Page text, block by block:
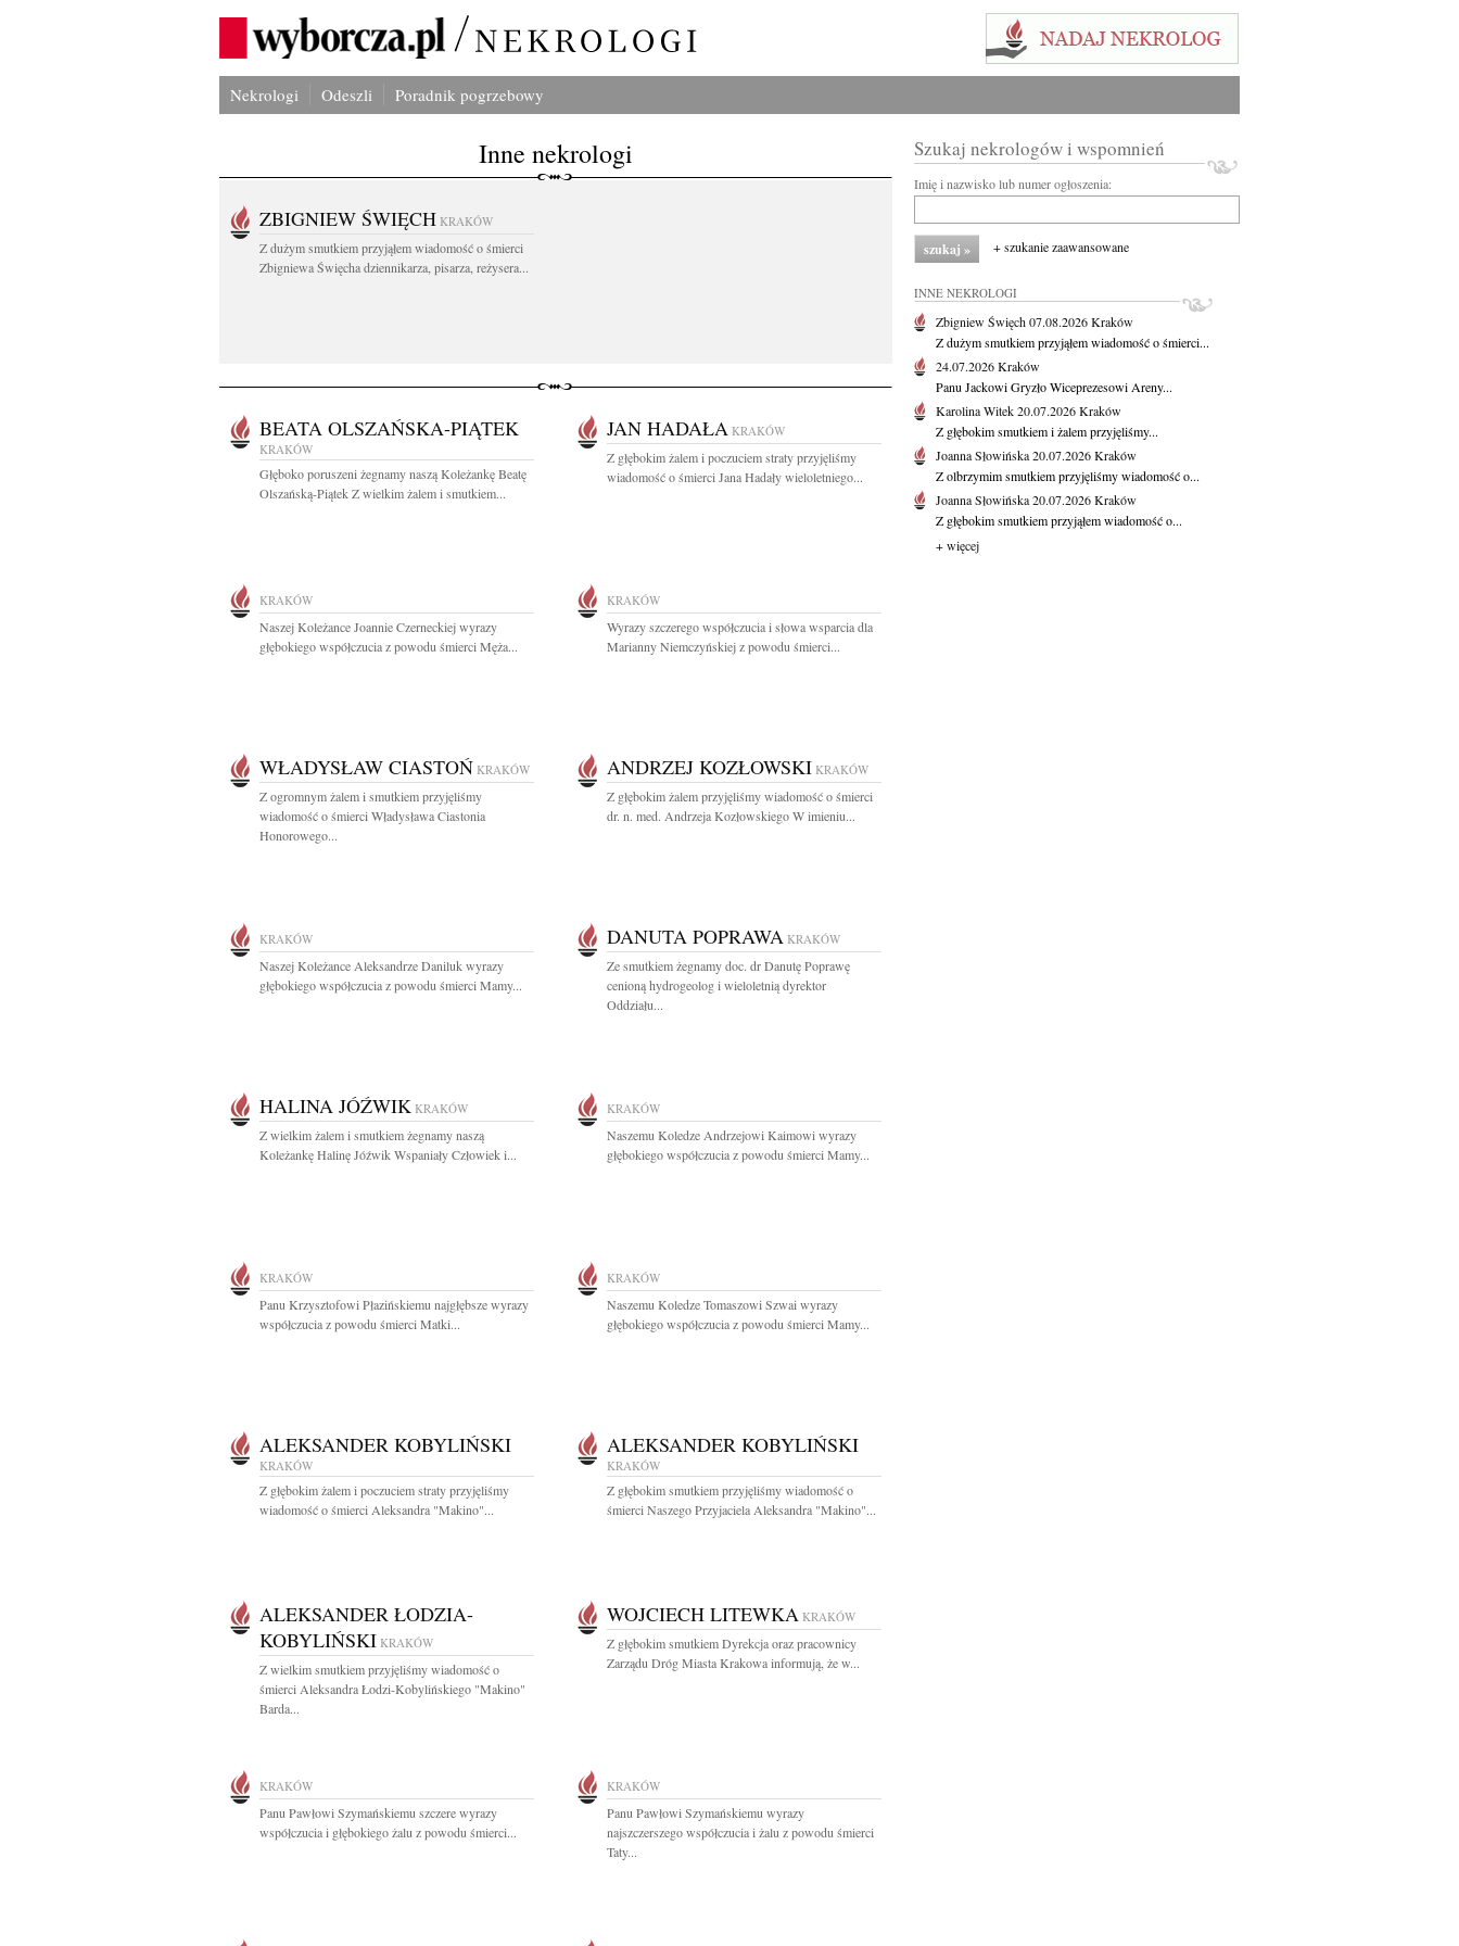
Nekrologi Odeszli Poradnik pogrzebowy
Inne nekrologi
ZBIGNIEW ŚWIĘCH KRAKÓW
Z dużym smutkiem przyjąłem wiadomość o śmierci
Zbigniewa Święcha dziennikarza, pisarza, reżysera...
BEATA OLSZAŃSKA-PIĄTEK
KRAKÓW
Głęboko poruszeni żegnamy naszą Koleżankę Beatę
Olszańską-Piątek Z wielkim żalem i smutkiem...
JAN HADAŁA KRAKÓW
Z głębokim żalem i poczuciem straty przyjęliśmy
wiadomość o śmierci Jana Hadały wieloletniego...
KRAKÓW
Naszej Koleżance Joannie Czerneckiej wyrazy
głębokiego współczucia z powodu śmierci Męża...
KRAKÓW
Wyrazy szczerego współczucia i słowa wsparcia dla
Marianny Niemczyńskiej z powodu śmierci...
WŁADYSŁAW CIASTOŃ KRAKÓW
Z ogromnym żalem i smutkiem przyjęliśmy
wiadomość o śmierci Władysława Ciastonia
Honorowego...
ANDRZEJ KOZŁOWSKI KRAKÓW
Z głębokim żalem przyjęliśmy wiadomość o śmierci
dr. n. med. Andrzeja Kozłowskiego W imieniu...
KRAKÓW
Naszej Koleżance Aleksandrze Daniluk wyrazy
głębokiego współczucia z powodu śmierci Mamy...
DANUTA POPRAWA KRAKÓW
Ze smutkiem żegnamy doc. dr Danutę Poprawę
cenioną hydrogeolog i wieloletnią dyrektor
Oddziału...
HALINA JÓŹWIK KRAKÓW
Z wielkim żalem i smutkiem żegnamy naszą
Koleżankę Halinę Jóźwik Wspaniały Człowiek i...
KRAKÓW
Naszemu Koledze Andrzejowi Kaimowi wyrazy
głębokiego współczucia z powodu śmierci Mamy...
KRAKÓW
Panu Krzysztofowi Płazińskiemu najgłębsze wyrazy
współczucia z powodu śmierci Matki...
KRAKÓW
Naszemu Koledze Tomaszowi Szwai wyrazy
głębokiego współczucia z powodu śmierci Mamy...
ALEKSANDER KOBYLIŃSKI
KRAKÓW
Z głębokim żalem i poczuciem straty przyjęliśmy
wiadomość o śmierci Aleksandra "Makino"...
ALEKSANDER KOBYLIŃSKI
KRAKÓW
Z głębokim smutkiem przyjęliśmy wiadomość o
śmierci Naszego Przyjaciela Aleksandra "Makino"...
ALEKSANDER ŁODZIA-
KOBYLIŃSKI KRAKÓW
Z wielkim smutkiem przyjęliśmy wiadomość o
śmierci Aleksandra Łodzi-Kobylińskiego "Makino"
Barda...
WOJCIECH LITEWKA KRAKÓW
Z głębokim smutkiem Dyrekcja oraz pracownicy
Zarządu Dróg Miasta Krakowa informują, że w...
KRAKÓW
Panu Pawłowi Szymańskiemu szczere wyrazy
współczucia i głębokiego żalu z powodu śmierci...
KRAKÓW
Panu Pawłowi Szymańskiemu wyrazy
najszczerszego współczucia i żalu z powodu śmierci
Taty...
Szukaj nekrologów i wspomnień
Imię i nazwisko lub numer ogłoszenia:
+ szukanie zaawansowane
INNE NEKROLOGI
Zbigniew Święch07.08.2026Kraków
Z dużym smutkiem przyjąłem wiadomość o śmierci...
24.07.2026Kraków
Panu Jackowi Gryzło Wiceprezesowi Areny...
Karolina Witek20.07.2026Kraków
Z głębokim smutkiem i żalem przyjęliśmy...
Joanna Słowińska20.07.2026Kraków
Z olbrzymim smutkiem przyjęliśmy wiadomość o...
Joanna Słowińska20.07.2026Kraków
Z głębokim smutkiem przyjąłem wiadomość o...
+ więcej